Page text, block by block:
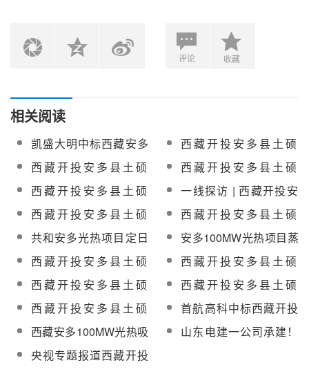
评论 收藏
相关阅读
凯盛大明中标西藏安多
100MW光热项目反射镜
采购
西藏开投安多县土硕
100MW光热项目启动给
水电加热器及熔盐储罐
电加热器设备采购
西藏开投安多县土硕
100MW光热项目除氧器
设备采购项目中标公示
西藏开投安多县土硕
100MW光热+800MW光
伏一体化项目光热部分
EPC总承包高压加热器
设备采购成交公示
西藏开投安多县土硕
100MW光热+800MW光
伏一体化项目光热部分
EPC总承包配电装置
（GIS)设备采购成交公
一线探访 | 西藏开投安
多土硕100MW光热电站
建设正酣
西藏开投安多县土硕
100MW 光热+800MW
光伏一体化项目光热部
分EPC总承包凝结水泵
设备采购中标公示
西藏开投安多县土硕
100MW光热项目光热部
分EPC总承包熔盐硝酸
钠采购
共和安多光热项目定日
镜清洗车采购成交公告
安多100MW光热项目蒸
发器汽水侧及熔盐侧安
全阀采购中标公示
西藏开投安多县土硕
100MW光热项目光热部
分EPC总承包熔盐储罐
设备材料采购
西藏开投安多县土硕
100MW光热项目光热部
分EPC总承包除氧器及
压力容器设备采购
西藏开投安多县土硕
100MW光热项目光热部
分EPC总承包设备监造
服务采购中标候选人公
示
西藏开投安多县土硕
100MW光热项目启动预
热泵、疏水泵等设备采
购
西藏开投安多县土硕
100MW光热加800MW
光伏一体化项目光热部
分EPC总承包高、低温
首航高科中标西藏开投
安多县土硕100MW光热
项目光热部分EPC总承
西藏安多100MW光热吸
热器电控项目电伴热系
统采购
山东电建一公司承建！
央视专题报道西藏开投